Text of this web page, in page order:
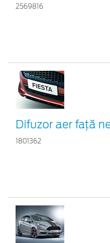
2569816
Difuzor aer faţă
1801362